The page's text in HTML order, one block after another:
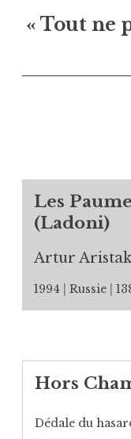
« Tout ne
Les
(Ladoni)
Artur
1994 Russie
Hors
Dédale du